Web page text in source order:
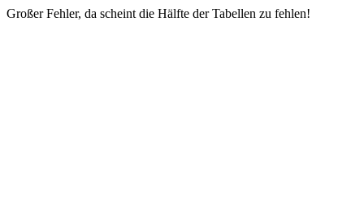
Großer Fehler, da scheint die Hälfte der Tabellen zu fehlen!